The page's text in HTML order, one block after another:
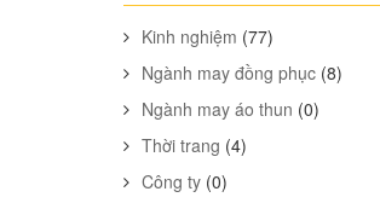
Kinh nghiệm (77)
Ngành may đồng phục (8)
Ngành may áo thun (0)
Thời trang (4)
Công ty (0)